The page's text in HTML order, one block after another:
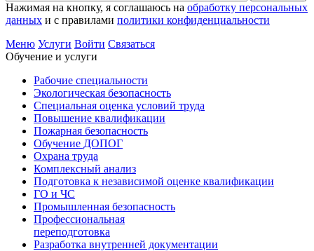
Нажимая на кнопку, я соглашаюсь на обработку персональных
данных и с правилами политики конфиденциальности
Меню Услуги Войти Связаться
Обучение и услуги
Рабочие специальности
Экологическая безопасность
Специальная оценка условий труда
Повышение квалификации
Пожарная безопасность
Обучение ДОПОГ
Охрана труда
Комплексный анализ
Подготовка к независимой оценке квалификации
ГО и ЧС
Промышленная безопасность
Профессиональная
переподготовка
Разработка внутренней документации